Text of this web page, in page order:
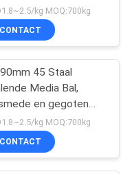
van de Metaal
Samengestelde
kg MOQ:700kg
CONTACT
45 Staal
Media Bal,
en gegoten
Staalbal
kg MOQ:700kg
CONTACT